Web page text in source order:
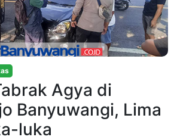
Agya di
Banyuwangi, Lima
luka